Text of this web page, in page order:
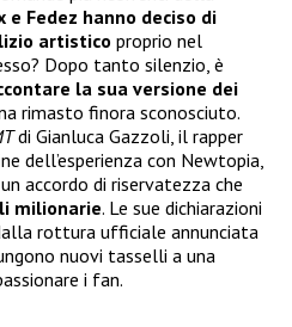
e Fedez hanno deciso di
artistico proprio nel
Dopo tanto silenzio, è
la sua versione dei
rimasto finora sconosciuto.
di Gianluca Gazzoli, il rapper
dell’esperienza con Newtopia,
accordo di riservatezza che
milionarie. Le sue dichiarazioni
rottura ufficiale annunciata
nuovi tasselli a una
i fan.